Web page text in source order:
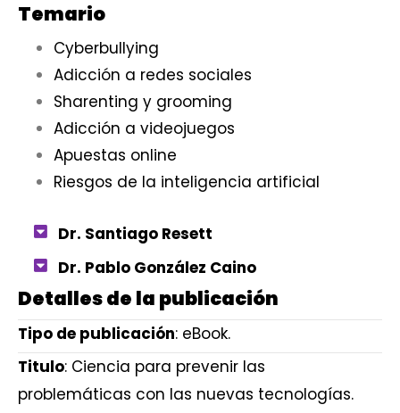
Temario
Cyberbullying
Adicción a redes sociales
Sharenting y grooming
Adicción a videojuegos
Apuestas online
Riesgos de la inteligencia artificial
Autores
Dr. Santiago Resett
Dr. Pablo González Caino
Detalles de la publicación
Tipo de publicación: eBook.
Titulo: Ciencia para prevenir las
problemáticas con las nuevas tecnologías.